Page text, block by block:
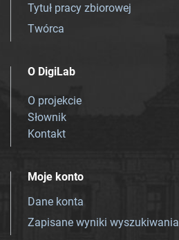
Tytuł pracy zbiorowej
Twórca
O DigiLab
O projekcie
Słownik
Kontakt
Moje konto
Dane konta
Zapisane wyniki wyszukiwania